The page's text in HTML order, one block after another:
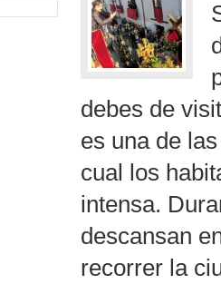
debes de
es una de
cual los
intensa.
descansan
recorrer la